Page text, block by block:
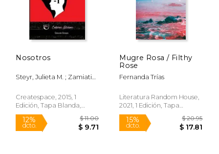
Nosotros
Steyr, Julieta M. ; Zamiatin,
Createspace, 2015, 1
Edición, Tapa Blanda,
Nuevo
Mugre Rosa / Filthy
Rose
Fernanda Trías
Literatura Random House,
2021, 1 Edición, Tapa
Blanda, Nuevo